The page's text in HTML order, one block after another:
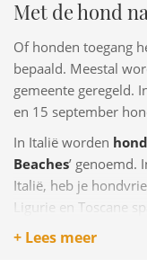
Met de hond
Of honden toegang
bepaald. Meestal
gemeente geregeld.
en 15 september
In Italië worden
Beaches’ genoemd.
Italië, heb je
Ligurie en Toscane
stranden waar
+ Lees meer